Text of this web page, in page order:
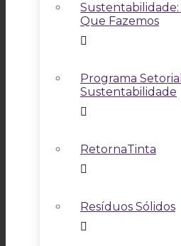
Sustentabilidade:
Que Fazemos
Programa
Sustentabilidade
RetornaTinta
Resíduos Sólidos